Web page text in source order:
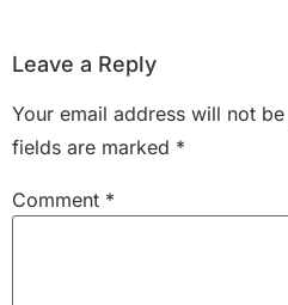
Leave a Reply
Your email address will not
fields are marked *
Comment *